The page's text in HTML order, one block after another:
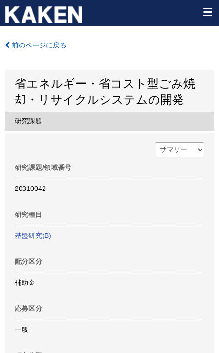
前のページに戻る
省エネルギー・省コスト型ごみ焼
却・リサイクルシステムの開発
研究課題
研究課題/領域番号
20310042
研究種目
基盤研究(B)
配分区分
補助金
応募区分
一般